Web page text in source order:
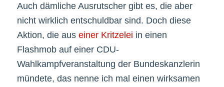
Auch dämliche Ausrutscher gibt es, die aber
nicht wirklich entschuldbar sind. Doch diese
Aktion, die aus einer Kritzelei in einen
Flashmob auf einer CDU-
Wahlkampfveranstaltung der Bundeskanzlerin
mündete, das nenne ich mal einen wirksamen